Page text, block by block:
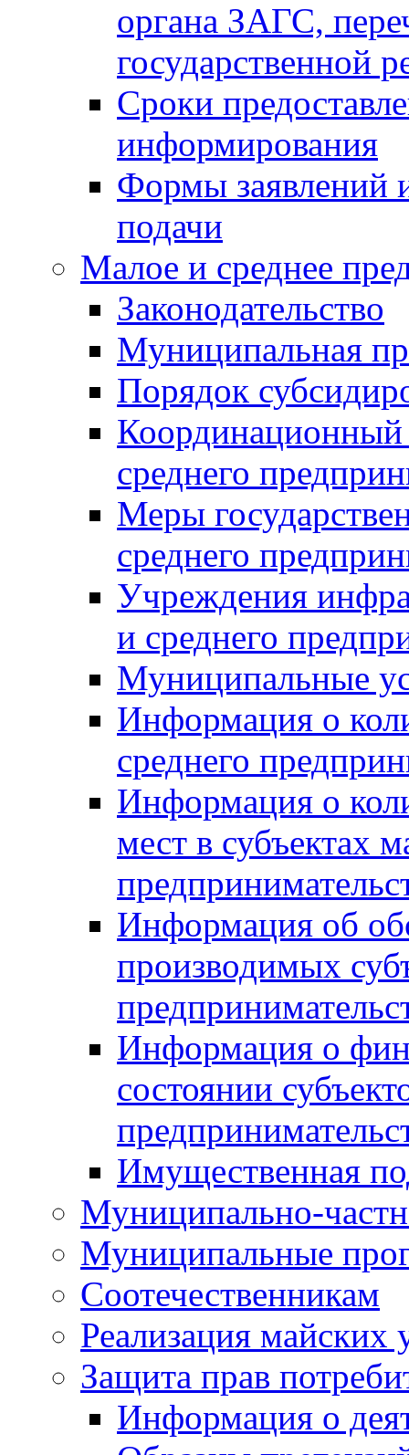
органа ЗАГС,
государственной
Сроки
информирования
Формы заявлений
подачи
Малое и среднее
Законодательство
Муниципальная
Порядок
Координационный
среднего
Меры
среднего
Учреждения
и среднего
Муниципальные
Информация о
среднего
Информация о
мест в субъектах
Информация об
производимых
Информация о
состоянии
Имущественная
Муниципально-
Муниципальные
Соотечественникам
Реализация майских
Защита прав
Информация о